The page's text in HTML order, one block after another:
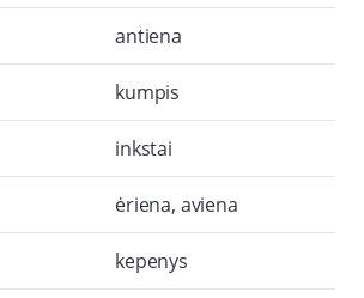
antiena
kumpis
inkstai
ėriena, aviena
kepenys